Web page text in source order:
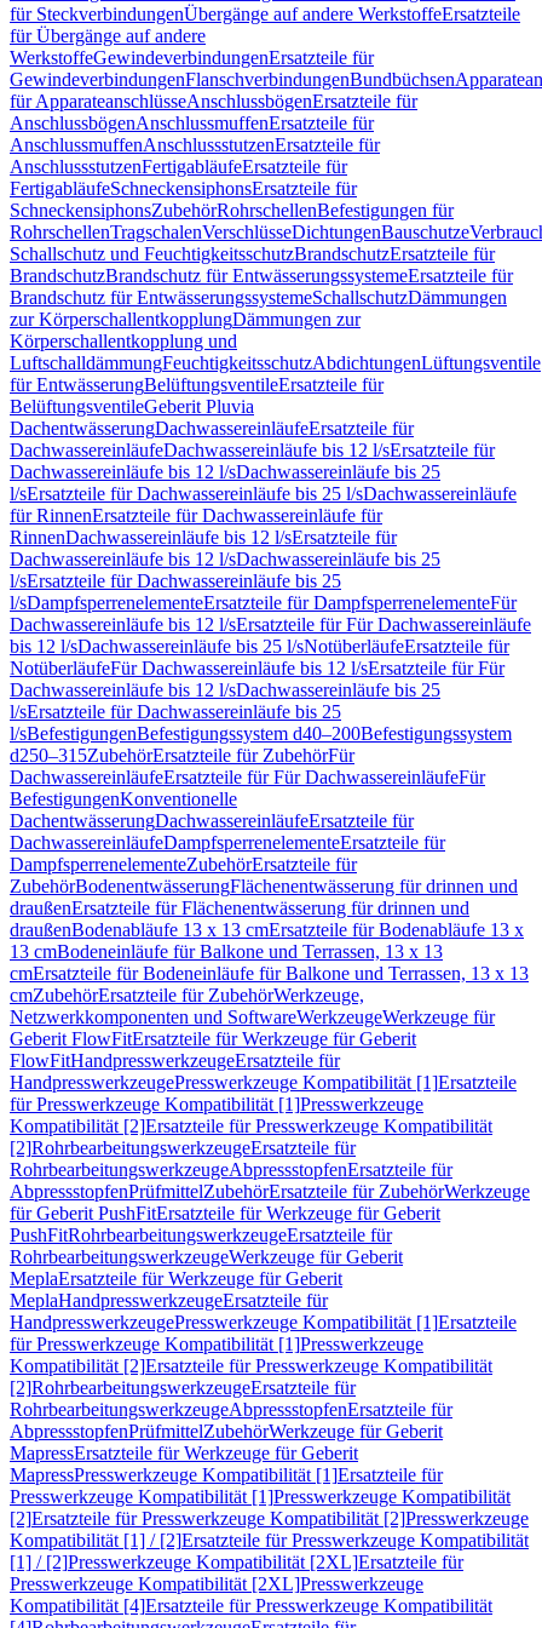
für SteckverbindungenÜbergänge auf andere WerkstoffeErsatzteile
für Übergänge auf andere
WerkstoffeGewindeverbindungenErsatzteile für
GewindeverbindungenFlanschverbindungenBundbüchsen
für ApparateanschlüsseAnschlussbögenErsatzteile für
AnschlussbögenAnschlussmuffenErsatzteile für
AnschlussmuffenAnschlussstutzenErsatzteile für
AnschlussstutzenFertigabläufeErsatzteile für
FertigabläufeSchneckensiphonsErsatzteile für
SchneckensiphonsZubehörRohrschellenBefestigungen für
RohrschellenTragschalenVerschlüsseDichtungenBauschutze
Schallschutz und FeuchtigkeitsschutzBrandschutzErsatzteile für
BrandschutzBrandschutz für EntwässerungssystemeErsatzteile für
Brandschutz für EntwässerungssystemeSchallschutzDämmungen
zur KörperschallentkopplungDämmungen zur
Körperschallentkopplung und
LuftschalldämmungFeuchtigkeitsschutzAbdichtungenLüftungsventile
für EntwässerungBelüftungsventileErsatzteile für
BelüftungsventileGeberit Pluvia
DachentwässerungDachwassereinläufeErsatzteile für
DachwassereinläufeDachwassereinläufe bis 12 l/sErsatzteile für
Dachwassereinläufe bis 12 l/sDachwassereinläufe bis 25
l/sErsatzteile für Dachwassereinläufe bis 25 l/sDachwassereinläufe
für RinnenErsatzteile für Dachwassereinläufe für
RinnenDachwassereinläufe bis 12 l/sErsatzteile für
Dachwassereinläufe bis 12 l/sDachwassereinläufe bis 25
l/sErsatzteile für Dachwassereinläufe bis 25
l/sDampfsperrenelementeErsatzteile für DampfsperrenelementeFür
Dachwassereinläufe bis 12 l/sErsatzteile für Für Dachwassereinläufe
bis 12 l/sDachwassereinläufe bis 25 l/sNotüberläufeErsatzteile für
NotüberläufeFür Dachwassereinläufe bis 12 l/sErsatzteile für Für
Dachwassereinläufe bis 12 l/sDachwassereinläufe bis 25
l/sErsatzteile für Dachwassereinläufe bis 25
l/sBefestigungenBefestigungssystem d40–200Befestigungssystem
d250–315ZubehörErsatzteile für ZubehörFür
DachwassereinläufeErsatzteile für Für DachwassereinläufeFür
BefestigungenKonventionelle
DachentwässerungDachwassereinläufeErsatzteile für
DachwassereinläufeDampfsperrenelementeErsatzteile für
DampfsperrenelementeZubehörErsatzteile für
ZubehörBodenentwässerungFlächenentwässerung für drinnen und
draußenErsatzteile für Flächenentwässerung für drinnen und
draußenBodenabläufe 13 x 13 cmErsatzteile für Bodenabläufe 13 x
13 cmBodeneinläufe für Balkone und Terrassen, 13 x 13
cmErsatzteile für Bodeneinläufe für Balkone und Terrassen, 13 x 13
cmZubehörErsatzteile für ZubehörWerkzeuge,
Netzwerkkomponenten und SoftwareWerkzeugeWerkzeuge für
Geberit FlowFitErsatzteile für Werkzeuge für Geberit
FlowFitHandpresswerkzeugeErsatzteile für
HandpresswerkzeugePresswerkzeuge Kompatibilität [1]Ersatzteile
für Presswerkzeuge Kompatibilität [1]Presswerkzeuge
Kompatibilität [2]Ersatzteile für Presswerkzeuge Kompatibilität
[2]RohrbearbeitungswerkzeugeErsatzteile für
RohrbearbeitungswerkzeugeAbpressstopfenErsatzteile für
AbpressstopfenPrüfmittelZubehörErsatzteile für ZubehörWerkzeuge
für Geberit PushFitErsatzteile für Werkzeuge für Geberit
PushFitRohrbearbeitungswerkzeugeErsatzteile für
RohrbearbeitungswerkzeugeWerkzeuge für Geberit
MeplaErsatzteile für Werkzeuge für Geberit
MeplaHandpresswerkzeugeErsatzteile für
HandpresswerkzeugePresswerkzeuge Kompatibilität [1]Ersatzteile
für Presswerkzeuge Kompatibilität [1]Presswerkzeuge
Kompatibilität [2]Ersatzteile für Presswerkzeuge Kompatibilität
[2]RohrbearbeitungswerkzeugeErsatzteile für
RohrbearbeitungswerkzeugeAbpressstopfenErsatzteile für
AbpressstopfenPrüfmittelZubehörWerkzeuge für Geberit
MapressErsatzteile für Werkzeuge für Geberit
MapressPresswerkzeuge Kompatibilität [1]Ersatzteile für
Presswerkzeuge Kompatibilität [1]Presswerkzeuge Kompatibilität
[2]Ersatzteile für Presswerkzeuge Kompatibilität [2]Presswerkzeuge
Kompatibilität [1] / [2]Ersatzteile für Presswerkzeuge Kompatibilität
[1] / [2]Presswerkzeuge Kompatibilität [2XL]Ersatzteile für
Presswerkzeuge Kompatibilität [2XL]Presswerkzeuge
Kompatibilität [4]Ersatzteile für Presswerkzeuge Kompatibilität